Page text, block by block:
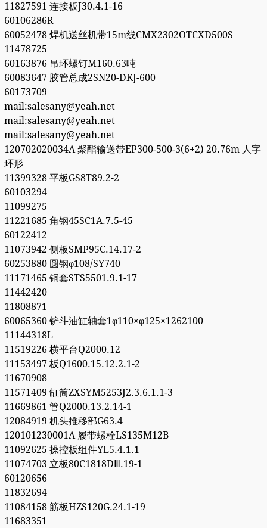
11827591 连接板J30.4.1-16
60106286R
60052478 焊机送丝机带15m线CMX2302OTCXD500S
11478725
60163876 吊环螺钉M160.63吨
60083647 胶管总成2SN20-DKJ-600
60173709
mail:salesany@yeah.net
mail:salesany@yeah.net
mail:salesany@yeah.net
120702020034A 聚酯输送带EP300-500-3(6+2) 20.76m 人字
环形
11399328 平板GS8T89.2-2
60103294
11099275
11221685 角钢45SC1A.7.5-45
60122412
11073942 侧板SMP95C.14.17-2
60253880 圆钢φ108/SY740
11171465 铜套STS5501.9.1-17
11442420
11808871
60065360 铲斗油缸轴套1φ110×φ125×1262100
11144318L
11519226 横平台Q2000.12
11153497 板Q1600.15.12.2.1-2
11670908
11571409 缸筒ZXSYM5253J2.3.6.1.1-3
11669861 管Q2000.13.2.14-1
12084919 机头推移部G63.4
120101230001A 履带螺栓LS135M12B
11092625 操控板组件YL5.4.1.1
11074703 立板80C1818DⅢ.19-1
60120656
11832694
11084158 筋板HZS120G.24.1-19
11683351